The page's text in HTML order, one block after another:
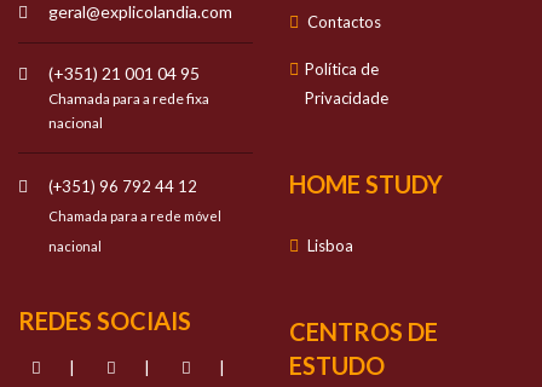
geral@explicolandia.com
(+351) 21 001 04 95
Chamada para a rede fixa
nacional
(+351) 96 792 44 12
Chamada para a rede móvel
nacional
REDES SOCIAIS
| | |
Contactos
Política de
Privacidade
HOME STUDY
Lisboa
CENTROS DE
ESTUDO